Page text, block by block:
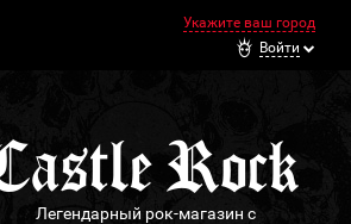
Укажите ваш город
Войти
Легендарный рок-магазин с